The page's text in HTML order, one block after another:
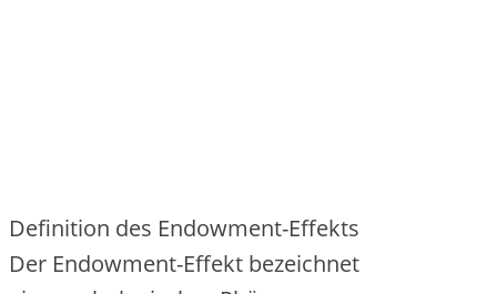
Definition d‬es Endowment-Effekts
D‬er Endowment-Effekt bezeichnet